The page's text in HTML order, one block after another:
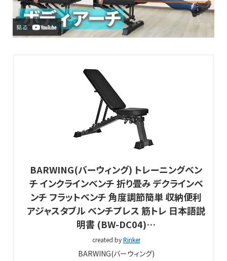
BARWING(バーウィング) トレーニングベン
チ インクラインベンチ 折り畳み デクラインベ
ンチ フラットベンチ 角度調節簡単 収納便利
アジャスタブル ベンチプレス 筋トレ 日本語説
明書 (BW-DC04)…
created byRinker
BARWING(バーウィング)